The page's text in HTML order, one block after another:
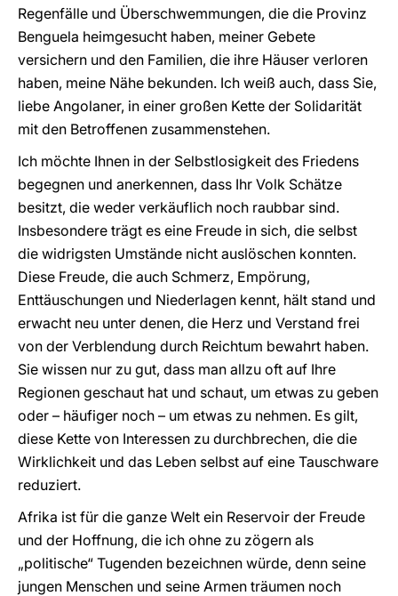
Regenfälle und Überschwemmungen, die die Provinz
Benguela heimgesucht haben, meiner Gebete
versichern und den Familien, die ihre Häuser verloren
haben, meine Nähe bekunden. Ich weiß auch, dass Sie,
liebe Angolaner, in einer großen Kette der Solidarität
mit den Betroffenen zusammenstehen.
Ich möchte Ihnen in der Selbstlosigkeit des Friedens
begegnen und anerkennen, dass Ihr Volk Schätze
besitzt, die weder verkäuflich noch raubbar sind.
Insbesondere trägt es eine Freude in sich, die selbst
die widrigsten Umstände nicht auslöschen konnten.
Diese Freude, die auch Schmerz, Empörung,
Enttäuschungen und Niederlagen kennt, hält stand und
erwacht neu unter denen, die Herz und Verstand frei
von der Verblendung durch Reichtum bewahrt haben.
Sie wissen nur zu gut, dass man allzu oft auf Ihre
Regionen geschaut hat und schaut, um etwas zu geben
oder – häufiger noch – um etwas zu nehmen. Es gilt,
diese Kette von Interessen zu durchbrechen, die die
Wirklichkeit und das Leben selbst auf eine Tauschware
reduziert.
Afrika ist für die ganze Welt ein Reservoir der Freude
und der Hoffnung, die ich ohne zu zögern als
„politische“ Tugenden bezeichnen würde, denn seine
jungen Menschen und seine Armen träumen noch